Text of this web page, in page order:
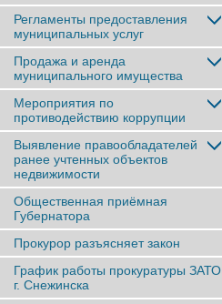
Регламенты предоставления
муниципальных услуг
Продажа и аренда
муниципального имущества
Мероприятия по
противодействию коррупции
Выявление правообладателей
ранее учтенныx объектов
недвижимости
Общественная приёмная
Губернатора
Прокурор разъясняет закон
График работы прокуратуры ЗАТО
г. Снежинска